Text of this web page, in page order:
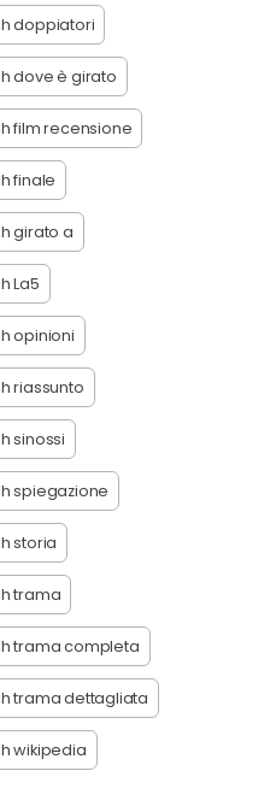
doppiatori
dove è girato
film recensione
finale
girato a
La5
opinioni
riassunto
sinossi
spiegazione
storia
trama
trama completa
trama dettagliata
wikipedia